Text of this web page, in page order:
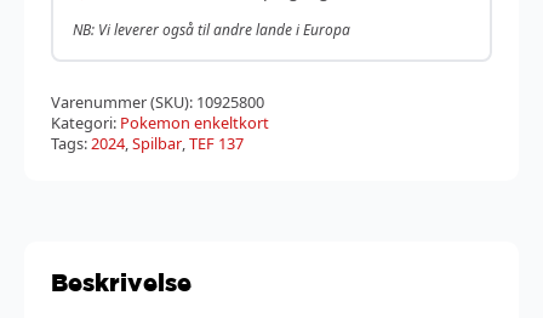
NB: Vi leverer også til andre lande i Europa
Varenummer (SKU): 10925800
Kategori: Pokemon enkeltkort
Tags:2024,Spilbar,TEF 137
Beskrivelse